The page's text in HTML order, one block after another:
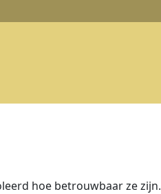
hoe betrouwbaar ze zijn.